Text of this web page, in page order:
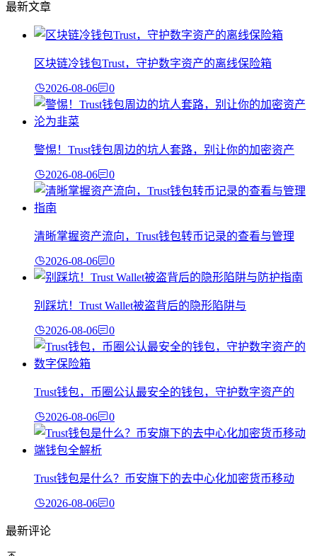
最新文章
区块链冷钱包Trust，守护数字资产的离线保险箱
2026-08-06 0
警惕！Trust钱包周边的坑人套路，别让你的加密资产
2026-08-06 0
清晰掌握资产流向，Trust钱包转币记录的查看与管理
2026-08-06 0
别踩坑！Trust Wallet被盗背后的隐形陷阱与
2026-08-06 0
Trust钱包，币圈公认最安全的钱包，守护数字资产的
2026-08-06 0
Trust钱包是什么？币安旗下的去中心化加密货币移动
2026-08-06 0
最新评论